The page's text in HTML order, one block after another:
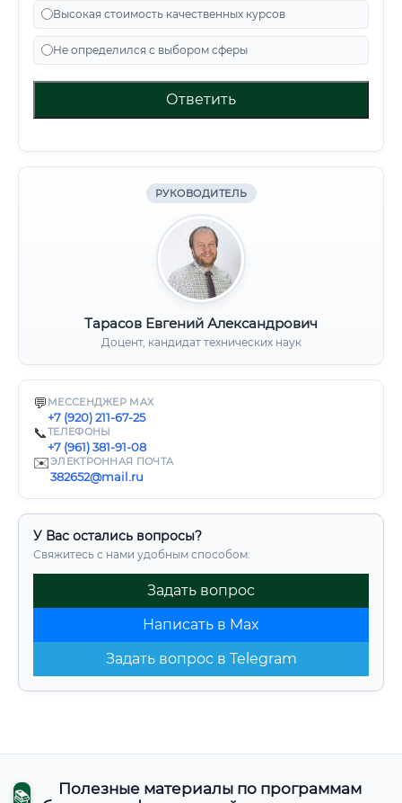
Высокая стоимость качественных курсов
Не определился с выбором сферы
Ответить
РУКОВОДИТЕЛЬ
Тарасов Евгений Александрович
Доцент, кандидат технических наук
💬 МЕССЕНДЖЕР MAX
+7 (920) 211-67-25
📞ТЕЛЕФОНЫ
+7 (961) 381-91-08
✉️ЭЛЕКТРОННАЯ ПОЧТА
382652@mail.ru
У Вас остались вопросы?
Свяжитесь с нами удобным способом:
Задать вопрос
Написать в Max
Задать вопрос в Telegram
📚
Полезные материалы по программам